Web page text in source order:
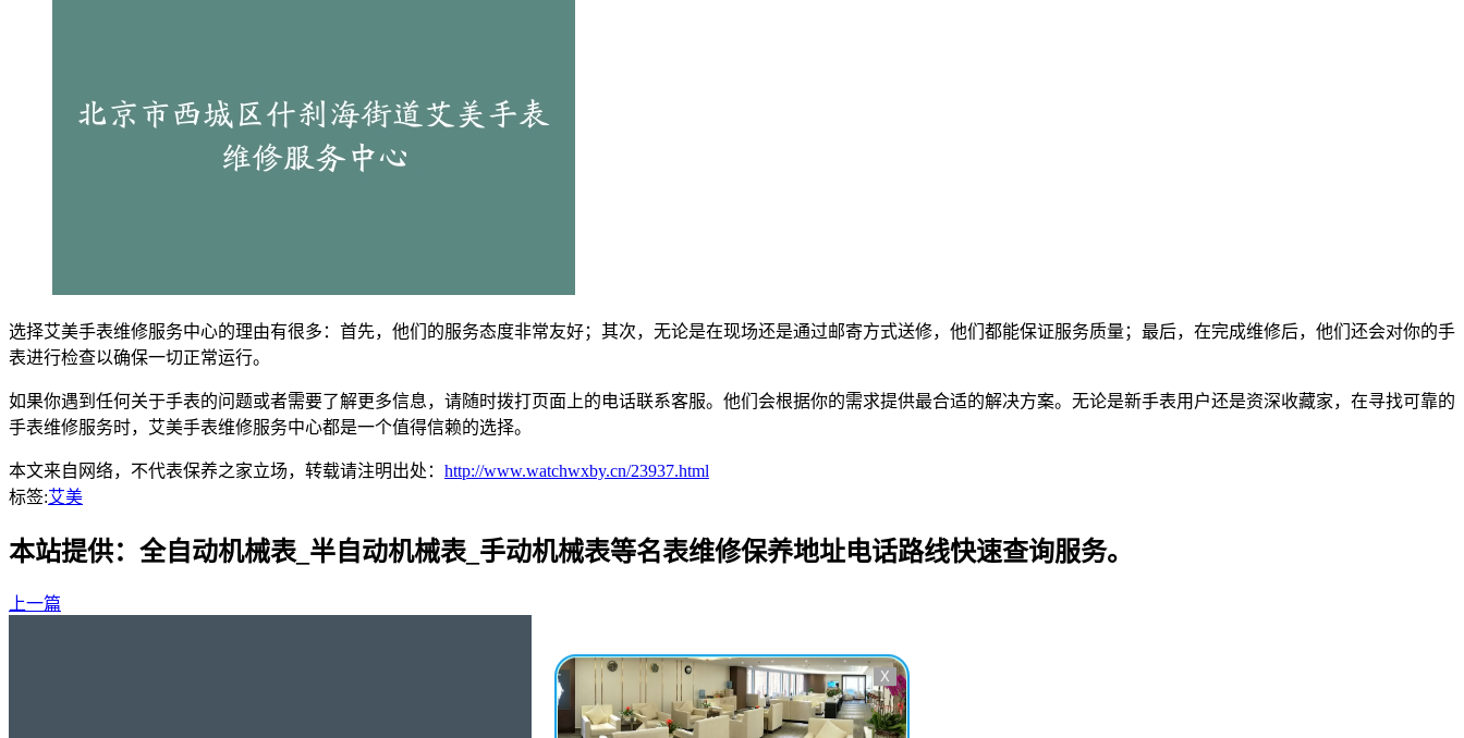
选择艾美手表维修服务中心的理由有很多：首先，他们的服务态度非常友好；其次，无论是在现场还是通过邮寄方式送修，他们都能保证服务质量；最后，在完成维修后，他们还会对你的手
表进行检查以确保一切正常运行。
如果你遇到任何关于手表的问题或者需要了解更多信息，请随时拨打页面上的电话联系客服。他们会根据你的需求提供最合适的解决方案。无论是新手表用户还是资深收藏家，在寻找可靠的
手表维修服务时，艾美手表维修服务中心都是一个值得信赖的选择。
本文来自网络，不代表保养之家立场，转载请注明出处： http://www.watchwxby.cn/23937.html
标签:艾美
本站提供：全自动机械表_半自动机械表_手动机械表等名表维修保养地址电话路线快速查询服务。
上一篇
X